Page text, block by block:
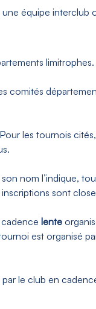
équipe
limitrophes.
comités
les tournois
nom l’indique,
sont
lente
est organisé
le club en